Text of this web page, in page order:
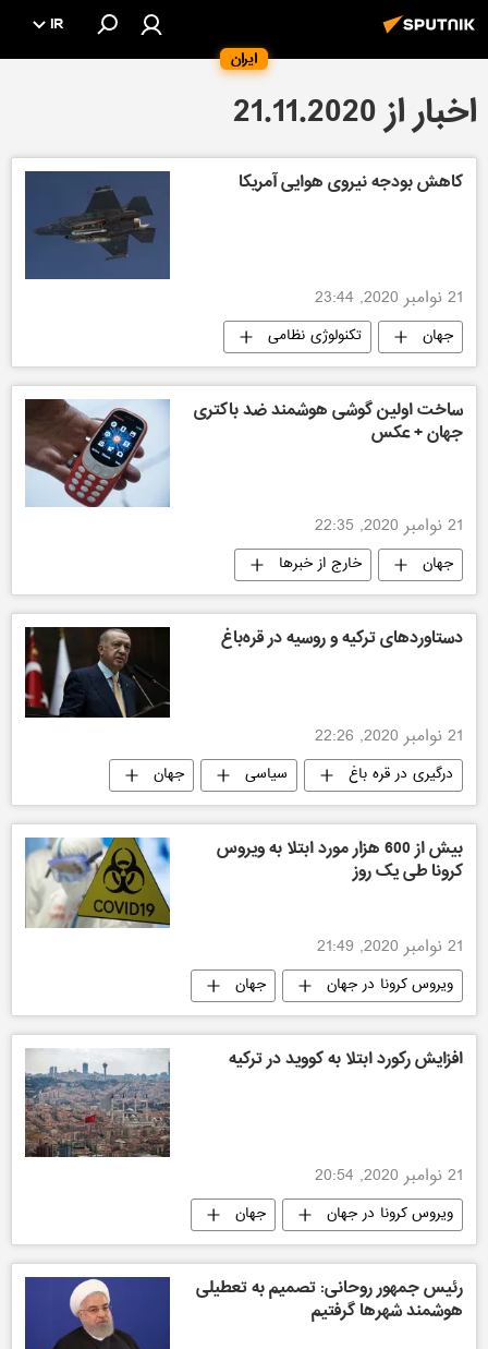
ایران
IR
اخبار از 21.11.2020
کاهش بودجه نیروی هوایی آمریکا
21 نوامبر 2020, 23:44
جهان تکنولوژی نظامی
ساخت اولین گوشی هوشمند ضد باکتری
جهان + عکس
21 نوامبر 2020, 22:35
جهان خارج از خبرها
دستاوردهای ترکیه و روسیه در قره‌باغ
21 نوامبر 2020, 22:26
درگیری در قره باغ سیاسی جهان
بیش از 600 هزار مورد ابتلا به ویروس
کرونا طی یک روز
21 نوامبر 2020, 21:49
ویروس کرونا در جهان جهان
افزایش رکورد ابتلا به کووید در ترکیه
21 نوامبر 2020, 20:54
ویروس کرونا در جهان جهان
رئیس جمهور روحانی: تصمیم به تعطیلی
هوشمند شهرها گرفتیم